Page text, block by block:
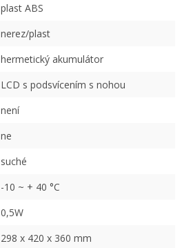
plast ABS
nerez/plast
hermetický akumulátor
LCD s podsvícením s nohou
není
ne
suché
-10 ~ + 40 °C
0,5W
298 x 420 x 360 mm